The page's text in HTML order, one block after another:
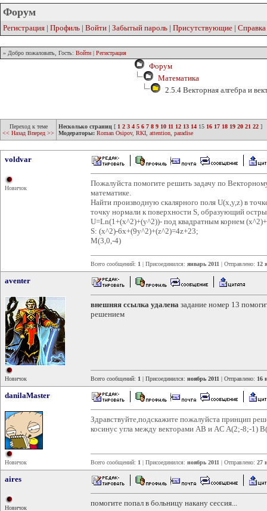
Форум
Регистрация | Профиль | Войти | Забытый пароль | Присутствующие | Справка
» Добро пожаловать, Гость: Войти | Регистрация
Форум
Математика
2.5.4 Векторная алгебра и
Переход к теме
<< Назад Вперед >>
Несколько страниц [ 1 2 3 4 5 6 7 8 9 10 11 12 13 14 15 16 17 18 19 20 21 22 ]
Модераторы: Roman Osipov, RKI attention paradise
voldvar
Новичок
Пожалуйста помогите решить задачу по
математике.
Найти производную скалярного поля U(x,y,z) в
точку нормали к поверхности S, образующий
U=Ln(1+(x^2)+(y^2))- под квадратным корнем
S: (x^2)-6x+(9y^2)+(z^2)=4z+23;
M(3,0,-4)
Всего сообщений: 1 | Присоединился: январь 2011 | Отправлено: 12
aventer
Новичок
внешняя ссылка удалена задание номер 13
решением
Всего сообщений: 1 | Присоединился: ноябрь 2011 | Отправлено: 16
danilaMaster
Новичок
Здравствуйте,подскажите пожалуйста принцип
косинус угла между векторами AB и AC A(2;-8;-1)
Всего сообщений: 1 | Присоединился: ноябрь 2011 | Отправлено: 27
aires
Новичок
помогите попал в больницу накану сессия...